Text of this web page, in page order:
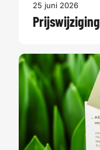
25 juni 2026
Prijswijziging